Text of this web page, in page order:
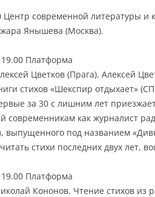
Центр современной литературы и
Янышева (Москва).
Платформа
Цветков (Прага). Алексей
стихов «Шекспир отдыхает»
за 30 с лишним лет
современникам как журналист
выпущенного под названием
стихи последних двух лет,
Платформа
Кононов. Чтение стихов из